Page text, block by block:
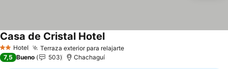
2 Estrellas
Hotel Terraza exterior para relajarteVer precios
Casa de Cristal HotelVer precios
7,5 Bueno 503 Chachaguí